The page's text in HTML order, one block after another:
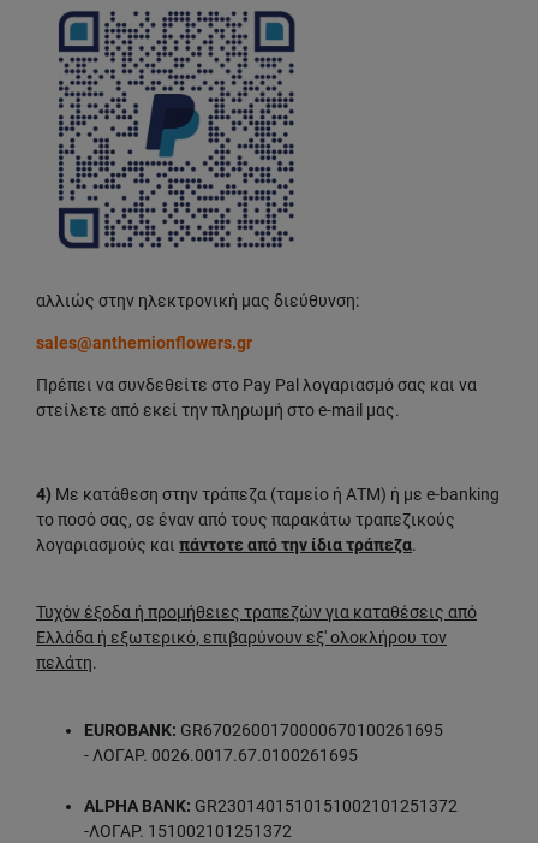
αλλιώς στην ηλεκτρονική μας διεύθυνση:
sales@anthemionflowers.gr
Πρέπει να συνδεθείτε στο Pay Pal λογαριασμό σας και να
στείλετε από εκεί την πληρωμή στο e-mail μας.
4) Με κατάθεση στην τράπεζα (ταμείο ή ΑΤΜ) ή με e-banking
το ποσό σας, σε έναν από τους παρακάτω τραπεζικούς
λογαριασμούς και πάντοτε από την ίδια τράπεζα.
Τυχόν έξοδα ή προμήθειες τραπεζών για καταθέσεις από
Ελλάδα ή εξωτερικό, επιβαρύνουν εξ' ολοκλήρου τον
πελάτη.
EUROBANK: GR6702600170000670100261695
- ΛΟΓΑΡ. 0026.0017.67.0100261695
ALPHA BANK: GR2301401510151002101251372
-ΛΟΓΑΡ. 151002101251372